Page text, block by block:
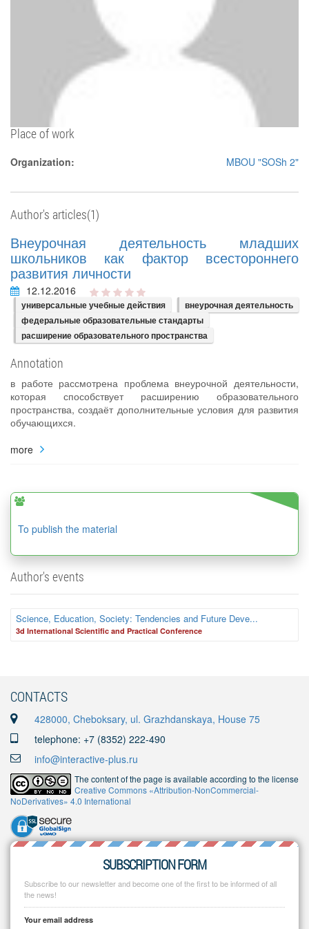
Place of work
Organization: MBOU "SOSh 2"
Author's articles(1)
Внеурочная деятельность младших
школьников как фактор всестороннего
развития личности
12.12.2016
универсальные учебные действия
внеурочная деятельность
федеральные образовательные стандарты
расширение образовательного пространства
Annotation
в работе рассмотрена проблема внеурочной деятельности,
которая способствует расширению образовательного
пространства, создаёт дополнительные условия для развития
обучающихся.
more
To publish the material
Author's events
Science, Education, Society: Tendencies and Future Deve...
3d International Scientific and Practical Conference
CONTACTS
428000, Cheboksary, ul. Grazhdanskaya, House 75
telephone: +7 (8352) 222-490
info@interactive-plus.ru
The content of the page is available according to the license
Creative Commons «Attribution-NonCommercial-
NoDerivatives» 4.0 International
SUBSCRIPTION FORM
Subscribe to our newsletter and become one of the first to be informed of all
the news!
Your email address